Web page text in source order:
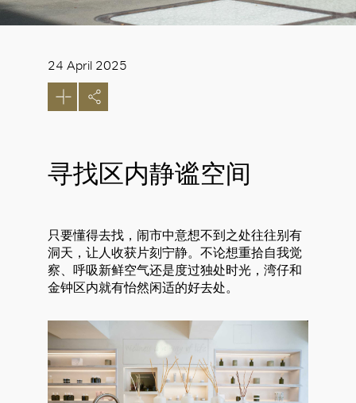
24 April 2025
寻找区内静谧空间
只要懂得去找，闹市中意想不到之处往往别有
洞天，让人收获片刻宁静。不论想重拾自我觉
察、呼吸新鲜空气还是度过独处时光，湾仔和
金钟区内就有怡然闲适的好去处。